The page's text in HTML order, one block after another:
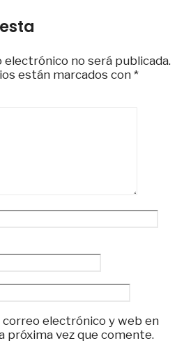
electrónico no será publicada.
están marcados con *
correo electrónico y web en
próxima vez que comente.